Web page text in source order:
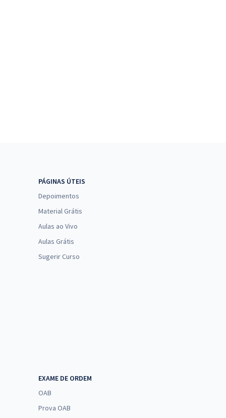
PÁGINAS ÚTEIS
Depoimentos
Material Grátis
Aulas ao Vivo
Aulas Grátis
Sugerir Curso
EXAME DE ORDEM
OAB
Prova OAB